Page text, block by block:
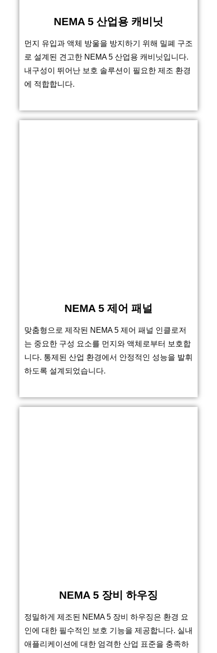
NEMA 5 산업용 캐비닛
먼지 유입과 액체 방울을 방지하기 위해 밀폐 구조
로 설계된 견고한 NEMA 5 산업용 캐비닛입니다.
내구성이 뛰어난 보호 솔루션이 필요한 제조 환경
에 적합합니다.
NEMA 5 제어 패널
맞춤형으로 제작된 NEMA 5 제어 패널 인클로저
는 중요한 구성 요소를 먼지와 액체로부터 보호합
니다. 통제된 산업 환경에서 안정적인 성능을 발휘
하도록 설계되었습니다.
NEMA 5 장비 하우징
정밀하게 제조된 NEMA 5 장비 하우징은 환경 요
인에 대한 필수적인 보호 기능을 제공합니다. 실내
애플리케이션에 대한 엄격한 산업 표준을 충족하